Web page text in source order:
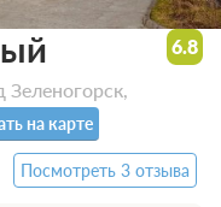
Зеленогорск,
на карте
6.8
Посмотреть 3 отзыва